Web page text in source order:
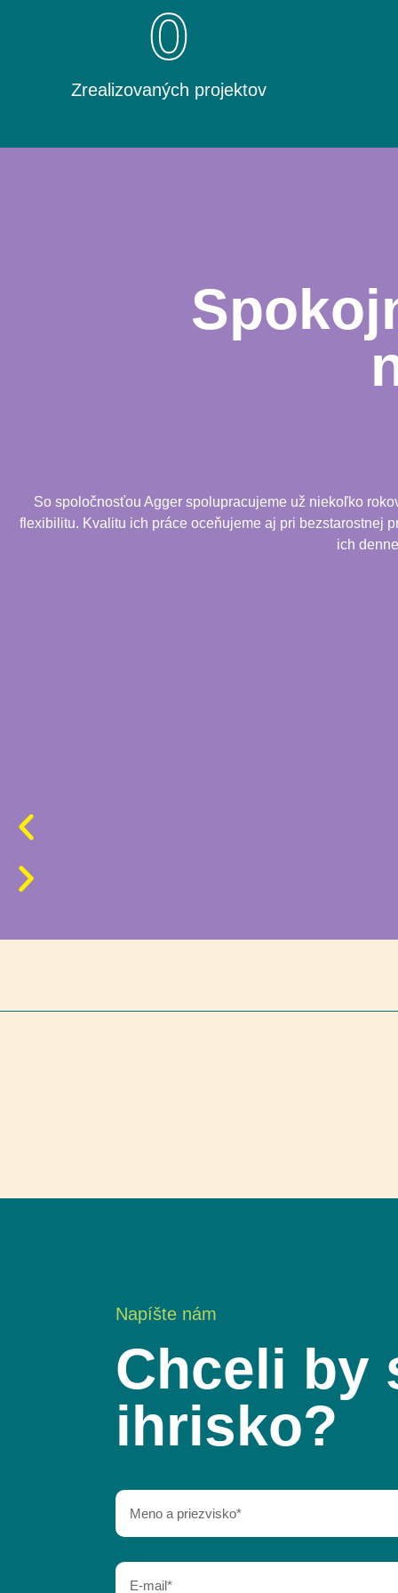
Zrealizovaných projektov
0
So spoločnosťou Agger spolupracujeme už niekoľko
flexibilitu. Kvalitu ich práce oceňujeme aj pri bezstarostnej
ich
Napíšte nám
Chceli by
ihrisko?